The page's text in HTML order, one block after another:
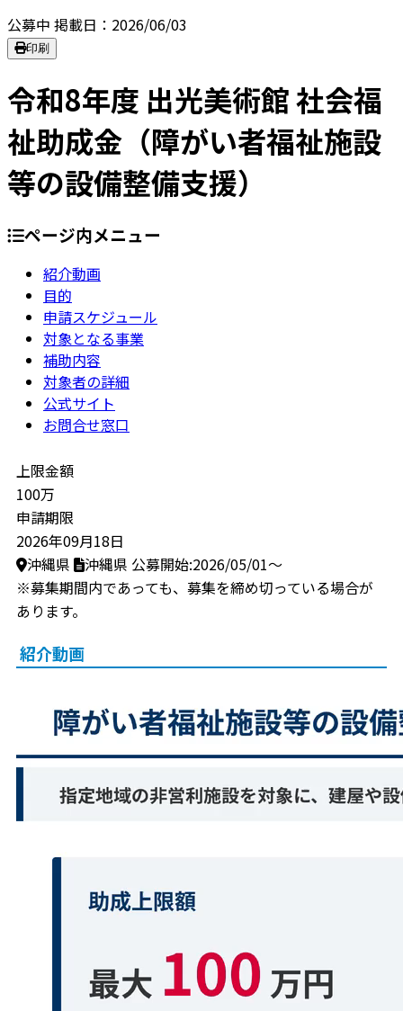
公募中 掲載日：2026/06/03
印刷
令和8年度 出光美術館 社会福
祉助成金（障がい者福祉施設
等の設備整備支援）
ページ内メニュー
紹介動画
目的
申請スケジュール
対象となる事業
補助内容
対象者の詳細
公式サイト
お問合せ窓口
上限金額
100万
申請期限
2026年09月18日
沖縄県
沖縄県 公募開始:2026/05/01～
※募集期間内であっても、募集を締め切っている場合が
あります。
紹介動画